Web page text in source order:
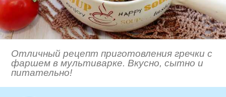
Отличный рецепт приготовления гречки с
фаршем в мультиварке. Вкусно, сытно и
питательно!